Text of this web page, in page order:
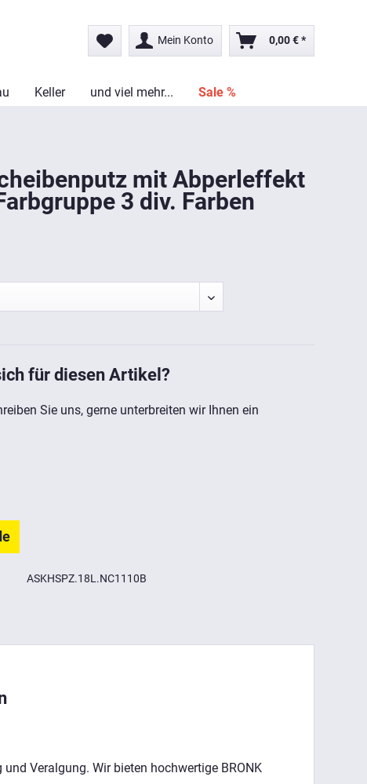
Mein Konto 0,00 € *
Keller und viel mehr... Sale %
mit Abperleffekt
3 div. Farben
für diesen Artikel?
Sie uns, gerne unterbreiten wir Ihnen ein
ASKHSPZ.18L.NC1110B
Veralgung. Wir bieten hochwertige BRONK